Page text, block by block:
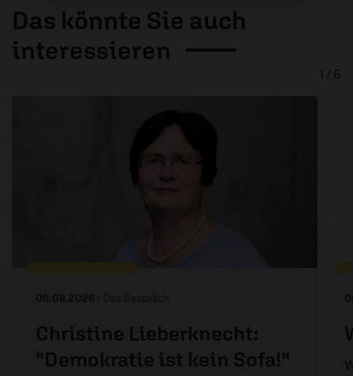
Das könnte Sie auch
interessieren
06.08.2026 / Das Gespräch
Christine Lieberknecht:
"Demokratie ist kein Sofa!"
1 / 6